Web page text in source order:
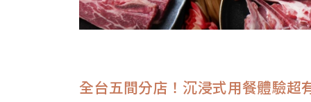
全台五間分店！沉浸式用餐體驗超